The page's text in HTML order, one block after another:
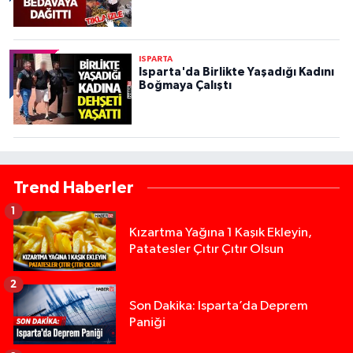
ISPARTA
Isparta'da Birlikte Yaşadığı Kadını
Boğmaya Çalıştı
Trend Haberler
Kızartma Yağına 1 Kaşık Ekleyin,
Patatesler Çıtır Çıtır Olsun
1
Son Dakika: Isparta’da Deprem
Paniği
2